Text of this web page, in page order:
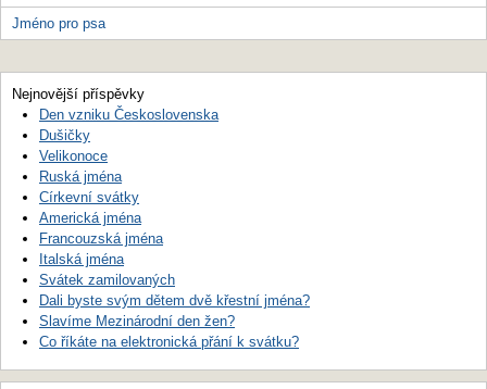
Jméno pro psa
Nejnovější příspěvky
Den vzniku Československa
Dušičky
Velikonoce
Ruská jména
Církevní svátky
Americká jména
Francouzská jména
Italská jména
Svátek zamilovaných
Dali byste svým dětem dvě křestní jména?
Slavíme Mezinárodní den žen?
Co říkáte na elektronická přání k svátku?